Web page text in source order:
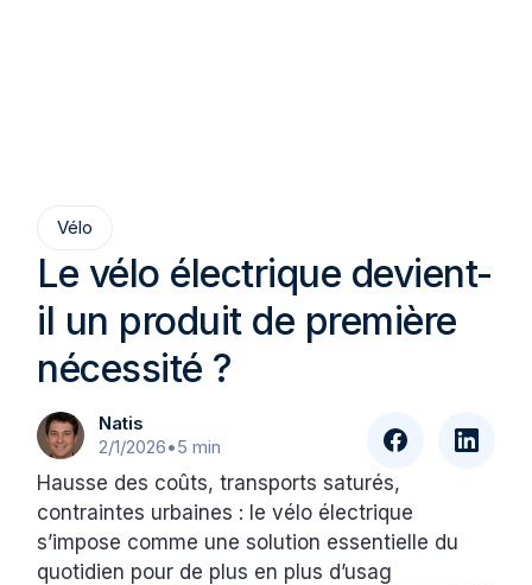
Vélo
Le vélo électrique devient-
il un produit de première
nécessité ?
Natis
2/1/2026•5 min
Hausse des coûts, transports saturés,
contraintes urbaines : le vélo électrique
s’impose comme une solution essentielle du
quotidien pour de plus en plus d’usag